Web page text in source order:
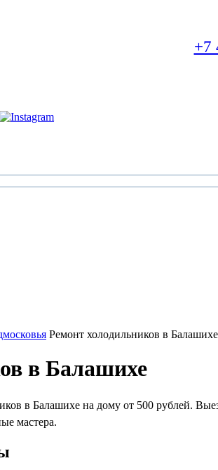
+7
Ремонт холодильников в Балашихе
в Балашихе
в Балашихе на дому от 500 рублей.
мастера.